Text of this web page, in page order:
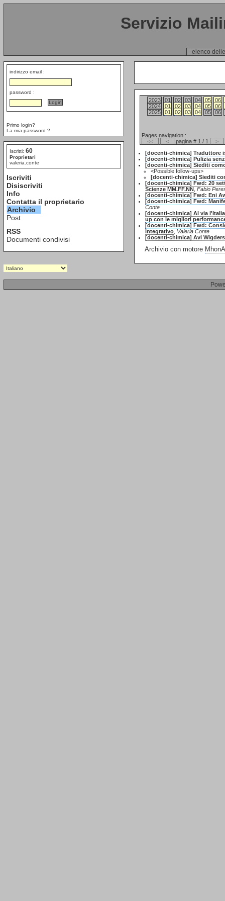
Servizio
elenco
indirizzo email :
password :
Primo login?
La mia password ?
Iscritti: 60
Proprietari
valeria.conte
Iscriviti
Disiscriviti
Info
Contatta il proprietario
Archivio
Post
RSS
Documenti condivisi
2023 01 02 03 04 05
06
2024
01 02 03 04 05
06
2025
01 02 03 04 05 06
Pages navigation :
<<
< pagina # 1 / 1
>
[docenti-chimica] Traduttore
[docenti-chimica] Pulizia
[docenti-chimica] Siediti
<Possible follow-ups>
[docenti-chimica] Siediti
[docenti-chimica] Fwd: 20
Scienze MM.FF.NN Fabio
[docenti-chimica] Fwd: Eni
[docenti-chimica] Fwd:
Conte
[docenti-chimica] Al via
up con le migliori
[docenti-chimica] Fwd:
integrativo Valeria Conte
[docenti-chimica] Avi
Archivio con motore